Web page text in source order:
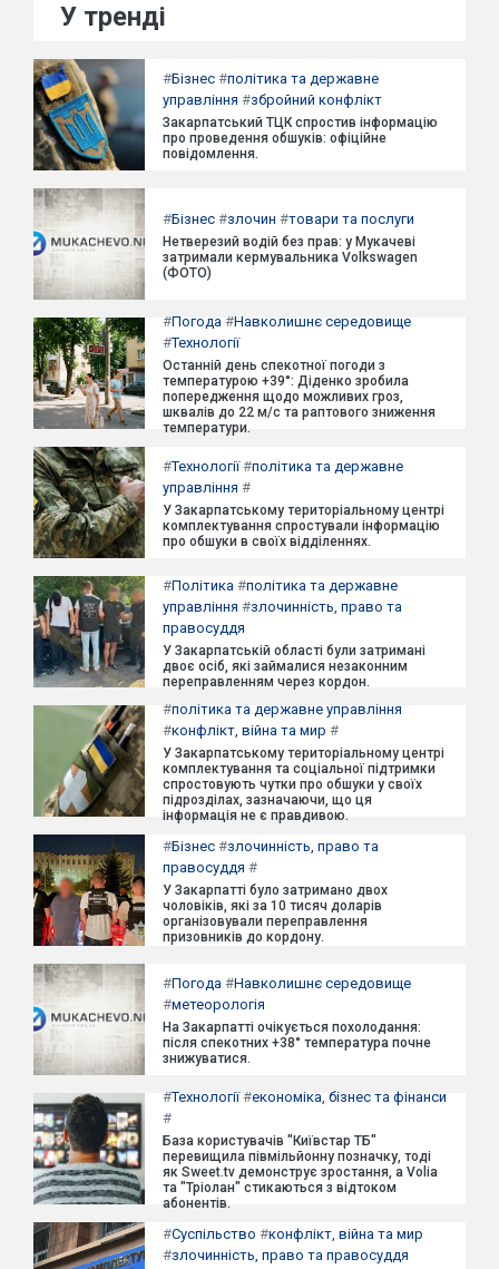
У тренді
#Бізнес #політика та державне
управління #збройний конфлікт
Закарпатський ТЦК спростив інформацію
про проведення обшуків: офіційне
повідомлення.
#Бізнес #злочин #товари та послуги
Нетверезий водій без прав: у Мукачеві
затримали кермувальника Volkswagen
(ФОТО)
#Погода #Навколишнє середовище
#Технології
Останній день спекотної погоди з
температурою +39°: Діденко зробила
попередження щодо можливих гроз,
шквалів до 22 м/с та раптового зниження
температури.
#Технології#політика та державне
управління #
У Закарпатському територіальному центрі
комплектування спростували інформацію
про обшуки в своїх відділеннях.
#Політика #політика та державне
управління #злочинність, право та
правосуддя
У Закарпатській області були затримані
двоє осіб, які займалися незаконним
переправленням через кордон.
#політика та державне управління
#конфлікт, війна та мир #
У Закарпатському територіальному центрі
комплектування та соціальної підтримки
спростовують чутки про обшуки у своїх
підрозділах, зазначаючи, що ця
інформація не є правдивою.
#Бізнес #злочинність, право та
правосуддя #
У Закарпатті було затримано двох
чоловіків, які за 10 тисяч доларів
організовували переправлення
призовників до кордону.
#Погода #Навколишнє середовище
#метеорологія
На Закарпатті очікується похолодання:
після спекотних +38° температура почне
знижуватися.
#Технології#економіка, бізнес та фінанси
#
База користувачів "Київстар ТБ"
перевищила півмільйонну позначку, тоді
як Sweet.tv демонструє зростання, а Volia
та "Тріолан" стикаються з відтоком
абонентів.
#Суспільство #конфлікт, війна та мир
#злочинність, право та правосуддя